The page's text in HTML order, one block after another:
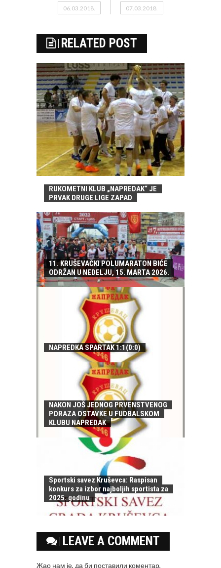
06.03.2018. 07.03.2018.
RELATED POST
RUKOMETNI KLUB „NAPREDAK“ JE
PRVAK DRUGE LIGE ZAPAD
11. KRUŠEVAČKI POLUMARATON BIĆE
ODRŽAN U NEDELJU, 15. MARTA 2026.
NAPREDKA SPARTAK 1:1(0:0)
NAKON JOŠ JEDNOG PRVENSTVENOG
PORAZA OSTAVKE U FUDBALSKOM
KLUBU NAPREDAK
Sportski savez Kruševca: Raspisan
konkurs za izbor najboljih sportista za
2025. godinu
LEAVE A COMMENT
Жао нам је, да би поставили коментар,